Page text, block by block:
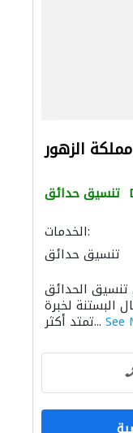
مملكة الزهور
تنسيق حدائق
الخدمات:
تنسيق حدائق
باركيه خشب
الحدائق
البستنة لخبرة
تمتد أكثر... See